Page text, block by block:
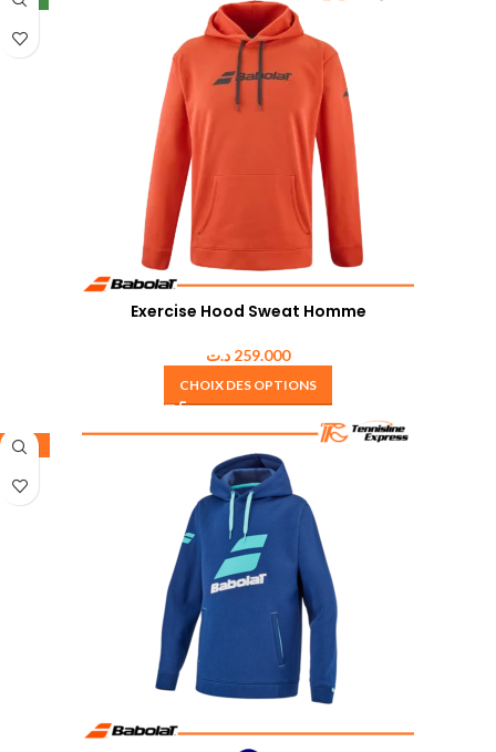
Exercise Hood Sweat Homme
259.000 د.ت
CHOIX DES OPTIONS
-35%